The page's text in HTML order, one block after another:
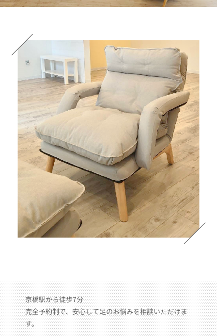
京橋駅から徒歩7分
完全予約制で、安心して足のお悩みを相談いただけま
す。